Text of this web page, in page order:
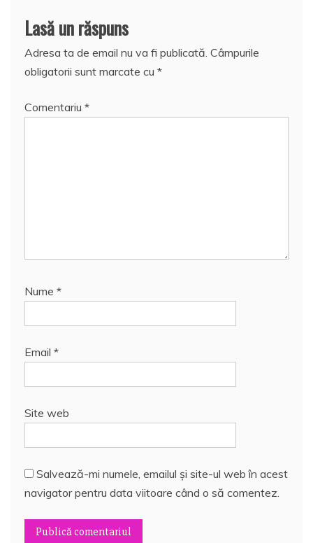
Lasă un răspuns
Adresa ta de email nu va fi publicată. Câmpurile
obligatorii sunt marcate cu *
Comentariu *
Nume *
Email *
Site web
Salvează-mi numele, emailul și site-ul web în acest
navigator pentru data viitoare când o să comentez.